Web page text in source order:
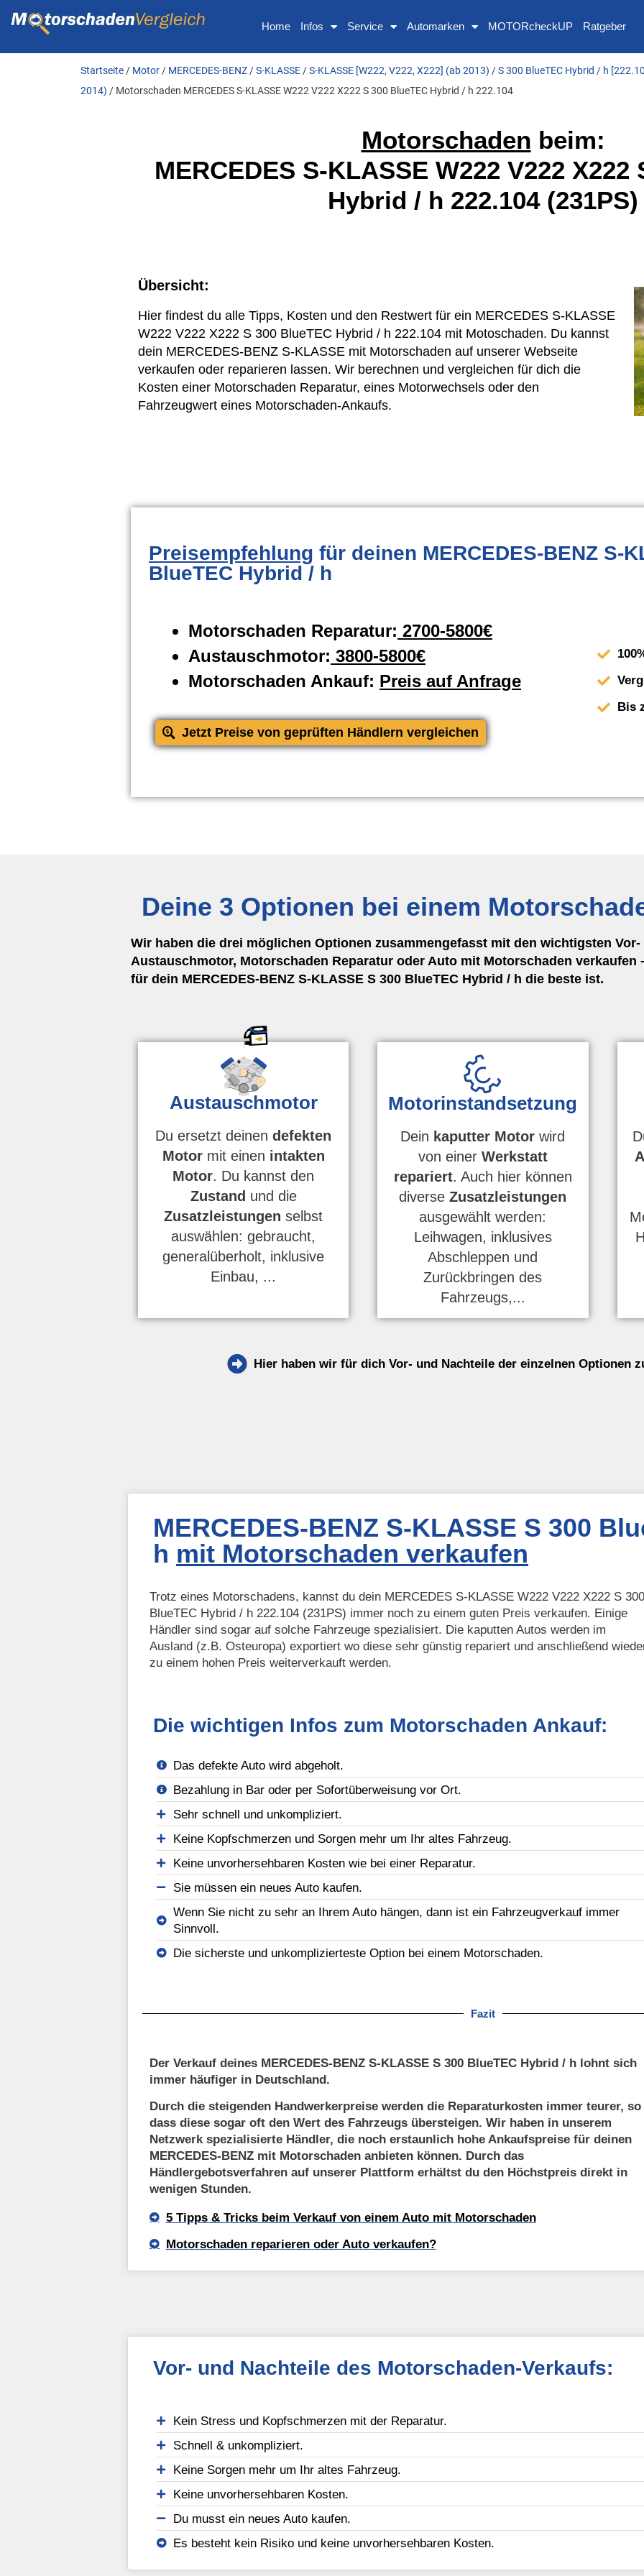
Home Infos Service Automarken MOTORcheckUP Ratgeber
Startseite / Motor / MERCEDES-BENZ /S-KLASSE /S-KLASSE [W222, V222, X222] (ab 2013) /S 300 BlueTEC Hybrid / h
2014) / Motorschaden MERCEDES S-KLASSE W222 V222 X222 S 300 BlueTEC Hybrid / h 222.104
Motorschaden beim:
MERCEDES S-KLASSE W222 V222 X222
Hybrid / h 222.104 (231PS)
Übersicht:
Hier findest du alle Tipps, Kosten und den Restwert für ein MERCEDES S-KLASSE
W222 V222 X222 S 300 BlueTEC Hybrid / h 222.104 mit Motoschaden. Du kannst
dein MERCEDES-BENZ S-KLASSE mit Motorschaden auf unserer Webseite
verkaufen oder reparieren lassen. Wir berechnen und vergleichen für dich die
Kosten einer Motorschaden Reparatur, eines Motorwechsels oder den
Fahrzeugwert eines Motorschaden-Ankaufs.
Preisempfehlung für deinen MERCEDES-BENZ S-
BlueTEC Hybrid / h
Motorschaden Reparatur: 2700-5800€
Austauschmotor: 3800-5800€
Motorschaden Ankauf: Preis auf Anfrage
Jetzt Preise von geprüften Händlern vergleichen
Bis
Deine 3 Optionen bei einem
Wir haben die drei möglichen Optionen zusammengefasst mit den wichtigsten
Austauschmotor, Motorschaden Reparatur oder Auto mit Motorschaden verkaufen
für dein MERCEDES-BENZ S-KLASSE S 300 BlueTEC Hybrid / h die beste ist.
Austauschmotor
Du ersetzt deinendefekten
Motormit einen intakten
Motor. Du kannst den
Zustand und die
Zusatzleistungen selbst
auswählen: gebraucht,
generalüberholt, inklusive
Einbau, ...
Motorinstandsetzung
Dein kaputter Motor wird
von einer Werkstatt
repariert. Auch hier können
diverseZusatzleistungen
ausgewählt werden:
Leihwagen, inklusives
Abschleppen und
Zurückbringen des
Fahrzeugs,...
Hier haben wir für dich Vor- und Nachteile der einzelnen Optionen
MERCEDES-BENZ S-KLASSE S 300
h mit Motorschaden verkaufen
Trotz eines Motorschadens, kannst du dein MERCEDES S-KLASSE W222 V222 X222 S 300
BlueTEC Hybrid / h 222.104 (231PS) immer noch zu einem guten Preis verkaufen. Einige
Händler sind sogar auf solche Fahrzeuge spezialisiert. Die kaputten Autos werden im
Ausland (z.B. Osteuropa) exportiert wo diese sehr günstig repariert und anschließend
zu einem hohen Preis weiterverkauft werden.
Die wichtigen Infos zum Motorschaden Ankauf:
Das defekte Auto wird abgeholt.
Bezahlung in Bar oder per Sofortüberweisung vor Ort.
Sehr schnell und unkompliziert.
Keine Kopfschmerzen und Sorgen mehr um Ihr altes Fahrzeug.
Keine unvorhersehbaren Kosten wie bei einer Reparatur.
Sie müssen ein neues Auto kaufen.
Wenn Sie nicht zu sehr an Ihrem Auto hängen, dann ist ein Fahrzeugverkauf immer
Sinnvoll.
Die sicherste und unkomplizierteste Option bei einem Motorschaden.
Fazit
Der Verkauf deines MERCEDES-BENZ S-KLASSE S 300 BlueTEC Hybrid / h lohnt sich
immer häufiger in Deutschland.
Durch die steigenden Handwerkerpreise werden die Reparaturkosten immer teurer, so
dass diese sogar oft den Wert des Fahrzeugs übersteigen. Wir haben in unserem
Netzwerk spezialisierte Händler, die noch erstaunlich hohe Ankaufspreise für deinen
MERCEDES-BENZ mit Motorschaden anbieten können. Durch das
Händlergebotsverfahren auf unserer Plattform erhältst du den Höchstpreis direkt in
wenigen Stunden.
5 Tipps & Tricks beim Verkauf von einem Auto mit Motorschaden
Motorschaden reparieren oder Auto verkaufen?
Vor- und Nachteile des Motorschaden-Verkaufs:
Kein Stress und Kopfschmerzen mit der Reparatur.
Schnell & unkompliziert.
Keine Sorgen mehr um Ihr altes Fahrzeug.
Keine unvorhersehbaren Kosten.
Du musst ein neues Auto kaufen.
Es besteht kein Risiko und keine unvorhersehbaren Kosten.